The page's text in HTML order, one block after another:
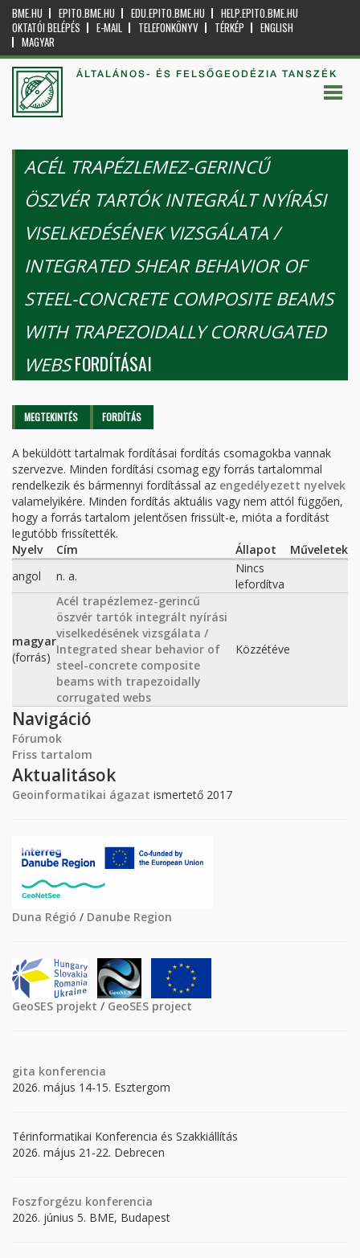
BME.HU EPITO.BME.HU EDU.EPITO.BME.HU
HELP.EPITO.BME.HU
OKTATÓI BELÉPÉS
E-MAIL TELEFONKÖNYV TÉRKÉP
ENGLISH
MAGYAR
ÁLTALÁNOS- ÉS FELSŐGEODÉZIA TANSZÉK
ACÉL TRAPÉZLEMEZ-GERINCŰ
ÖSZVÉR TARTÓK INTEGRÁLT NYÍRÁSI
VISELKEDÉSÉNEK VIZSGÁLATA /
INTEGRATED SHEAR BEHAVIOR OF
STEEL-CONCRETE COMPOSITE BEAMS
WITH TRAPEZOIDALLY CORRUGATED
WEBSFORDÍTÁSAI
Elsődleges fülek
MEGTEKINTÉS FORDÍTÁS
A beküldött tartalmak fordításai fordítás csomagokba vannak
szervezve. Minden fordítási csomag egy forrás tartalommal
rendelkezik és bármennyi fordítással az engedélyezett nyelvek
valamelyikére. Minden fordítás aktuális vagy nem attól függően,
hogy a forrás tartalom jelentősen frissült-e, mióta a fordítást
legutóbb frissítették.
Nyelv
Cím Állapot
Műveletek
angol
n. a.
Nincs
lefordítva
magyar
(forrás)
Acél trapézlemez-gerincű
öszvér tartók integrált nyírási
viselkedésének vizsgálata /
Integrated shear behavior of
steel-concrete composite
beams with trapezoidally
corrugated webs
Közzétéve
Navigáció
Fórumok
Friss tartalom
Aktualitások
Geoinformatikai ágazat ismertető 2017
Duna Régió / Danube Region
GeoSES projekt / GeoSES project
gita konferencia
2026. május 14-15. Esztergom
Térinformatikai Konferencia és Szakkiállítás
2026. május 21-22. Debrecen
Foszforgézu konferencia
2026. június 5. BME, Budapest